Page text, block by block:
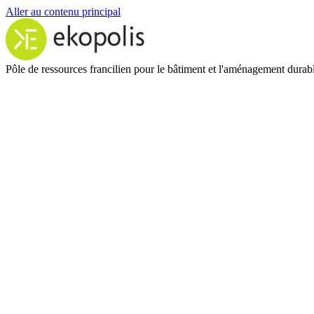
Aller au contenu principal
Pôle de ressources francilien pour le bâtiment et l'aménagement